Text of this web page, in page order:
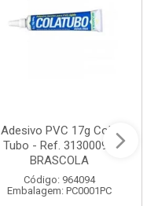
Adesivo PVC 17g Cola
Tubo - Ref. 3130009 -
BRASCOLA
Código: 964094
Embalagem: PC0001PC